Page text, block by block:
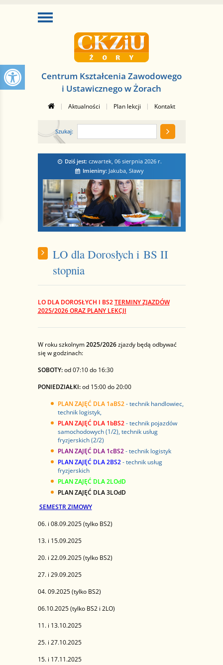
Centrum Kształcenia Zawodowego
i Ustawicznego w Żorach
| Aktualności | Plan lekcji | Kontakt
Szukaj:
Dziś jest: czwartek, 06 sierpnia 2026r.
Imieniny: Jakuba, Sławy
LO dla Dorosłych i BS II
stopnia
LO DLA DOROSŁYCH I BS2TERMINY ZJAZDÓW
2025/2026 ORAZ PLANY LEKCJI
W roku szkolnym2025/2026zjazdy będą odbywać
się w godzinach:
SOBOTY:od 07:10 do 16:30
PONIEDZIAŁKI:od 15:00 do 20:00
PLAN ZAJĘĆ DLA 1aBS2-technik handlowiec,
technik logistyk,
PLAN ZAJĘĆ DLA 1bBS2- technik pojazdów
samochodowych (1/2), technik usług
fryzjerskich (2/2)
PLAN ZAJĘĆ DLA 1cBS2-technik logistyk
PLAN ZAJĘĆ DLA 2BS2- technik usług
fryzjerskich
PLAN ZAJĘĆ DLA 2LOdD
PLAN ZAJĘĆ DLA 3LOdD
SEMESTR ZIMOWY
06. i 08.09.2025 (tylko BS2)
13. i 15.09.2025
20. i 22.09.2025 (tylko BS2)
27. i 29.09.2025
04. 09.2025 (tylko BS2)
06.10.2025 (tylko BS2 i 2LO)
11. i 13.10.2025
25. i 27.10.2025
15. i 17.11.2025